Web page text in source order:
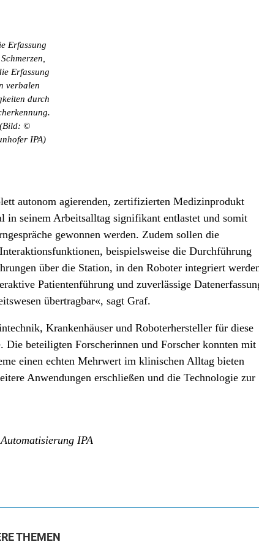
Erfassung
Erfassung
verbalen
durch
(Bild: ©
IPA)
autonom agierenden, zertifizierten Medizinprodukt
in seinem Arbeitsalltag signifikant entlastet und somit
gewonnen werden. Zudem sollen die
beispielsweise die Durchführung
über die Station, in den Roboter integriert
Patientenführung und zuverlässige
übertragbar«, sagt Graf.
Krankenhäuser und Roboterhersteller für diese
beteiligten Forscherinnen und Forscher konnten mit
einen echten Mehrwert im klinischen Alltag bieten
Anwendungen erschließen und die Technologie zur
IPA
THEMEN